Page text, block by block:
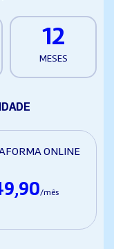
12
MESES
ONLINE
/mês